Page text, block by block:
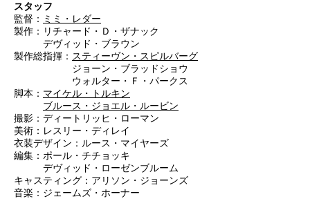
スタッフ
監督： ミミ・レダー
製作：リチャード・Ｄ・ザナック
デヴィッド・ブラウン
製作総指揮： スティーヴン・スピルバーグ
ジョーン・ブラッドショウ
ウォルター・Ｆ・パークス
脚本： マイケル・トルキン
ブルース・ジョエル・ルービン
撮影：ディートリッヒ・ローマン
美術：レスリー・ディレイ
衣装デザイン：ルース・マイヤーズ
編集：ポール・チチョッキ
デヴィッド・ローゼンブルーム
キャスティング：アリソン・ジョーンズ
音楽：ジェームズ・ホーナー